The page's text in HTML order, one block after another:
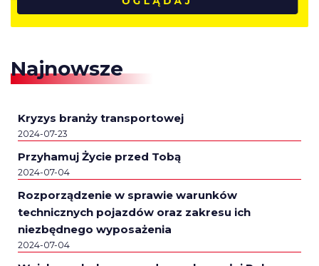
Najnowsze
Kryzys branży transportowej
2024-07-23
Przyhamuj Życie przed Tobą
2024-07-04
Rozporządzenie w sprawie warunków
technicznych pojazdów oraz zakresu ich
niezbędnego wyposażenia
2024-07-04